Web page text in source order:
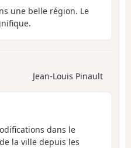
une belle région. Le
Jean-Louis Pinault
dans le
la ville depuis les